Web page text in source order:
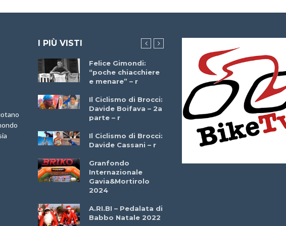
I PIÙ VISTI
–
Felice Gimondi:
“poche chiacchiere
e menare” – r
Il Ciclismo di Brocci:
Davide Boifava – 2a
parte – r
Il Ciclismo di Brocci:
Davide Cassani – r
Granfondo
Internazionale
Gavia&Mortirolo
2024
A.RI.BI – Pedalata di
Babbo Natale 2022
Brocci Incontra
Giuseppe Martinelli
– r
Che cos’è il
triathlon? Con
Simone Diamantini
– r
Marzo 2025 –